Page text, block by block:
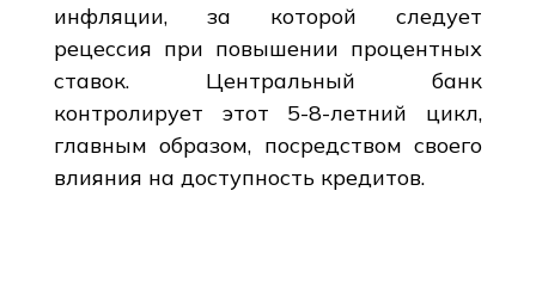
инфляции, за которой следует
рецессия при повышении процентных
ставок. Центральный банк
контролирует этот 5-8-летний цикл,
главным образом, посредством своего
влияния на доступность кредитов.